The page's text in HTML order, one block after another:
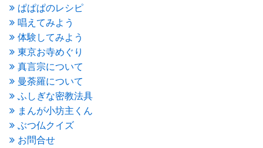
2015年11月 (4)
2015年10月
(4)
2015年9月(3)
2015年8月(4)
2015年7月(4)
2015年6月(3)
2015年5月(1)
2015年4月(1)
2015年3月 (3)
2015年2月(3)
2015年1月(1)
2014年12月
ぱぱぱのレシピ
唱えてみよう
体験してみよう
東京お寺めぐり
真言宗について
曼荼羅について
ふしぎな密教法具
まんが小坊主くん
ぶつ仏クイズ
お問合せ